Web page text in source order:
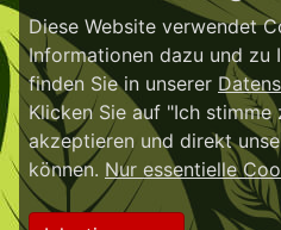
Diese Website verwendet
Informationen dazu und zu
finden Sie in unserer
Klicken Sie auf "Ich stimme
akzeptieren und direkt
können. Nur essentielle